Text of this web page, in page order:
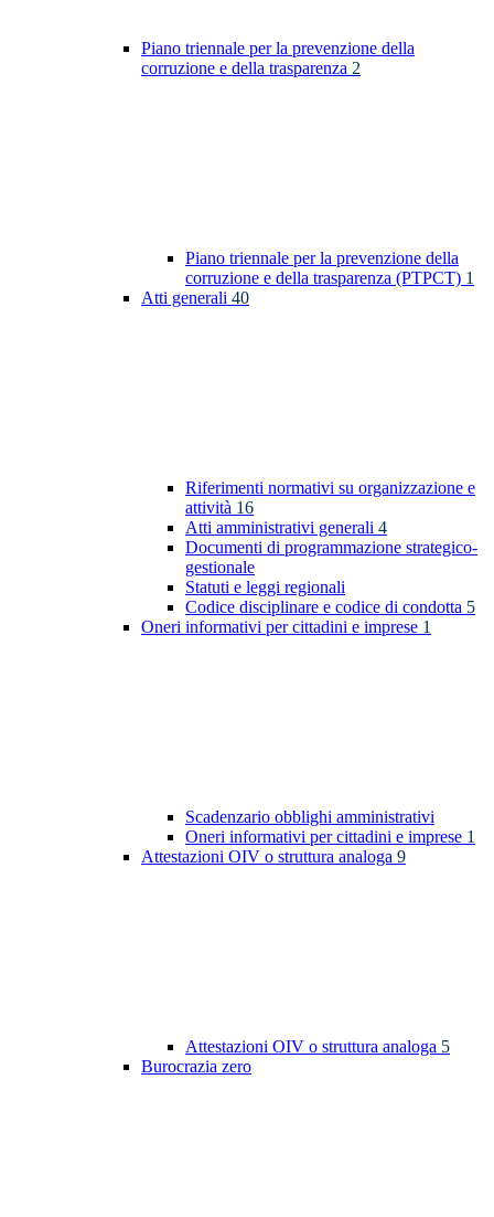
Piano triennale per la prevenzione della
corruzione e della trasparenza 2
Piano triennale per la prevenzione della
corruzione e della trasparenza (PTPCT) 1
Atti generali 40
Riferimenti normativi su organizzazione e
attività 16
Atti amministrativi generali 4
Documenti di programmazione strategico-
gestionale
Statuti e leggi regionali
Codice disciplinare e codice di condotta 5
Oneri informativi per cittadini e imprese 1
Scadenzario obblighi amministrativi
Oneri informativi per cittadini e imprese 1
Attestazioni OIV o struttura analoga 9
Attestazioni OIV o struttura analoga 5
Burocrazia zero